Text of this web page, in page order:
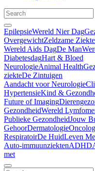
EpilepsieWereld Nier Dag
OvergewichtZeldzame
Wereld Aids DagDe Man
DiabetesdagHart & Bloed
NeurologieAnimal Health
ziekteDe Zintuigen
Aandacht voor Neurologie
HypertensieKind &
Future of Imaging
GezondheidWereld
Publieke GezondheidJouw
GehoorDermatologie
RespiratoirDe HuidLeven
Auto-immuunziektenADHD
met